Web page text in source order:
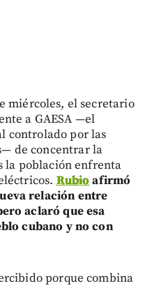
miércoles, el secretario
a GAESA —el
controlado por las
de concentrar la
la población enfrenta
Rubioafirmó
relación entre
aclaró que esa
cubano y no con
porque combina